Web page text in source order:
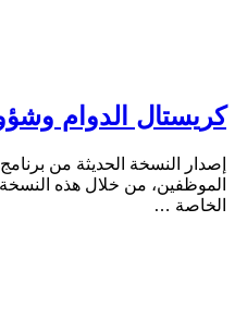
كريستال الدوام
إصدار النسخة الحديثة من
الموظفين، من خلال هذه
الخاصة …